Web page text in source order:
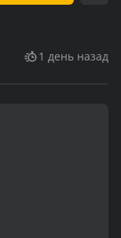
1 день назад